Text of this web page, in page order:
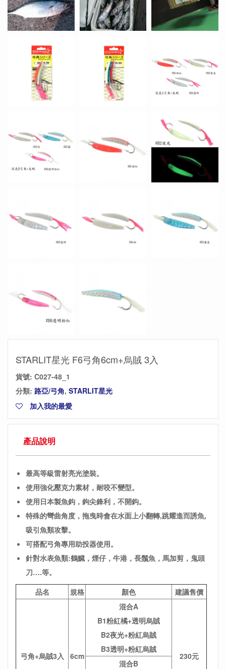
STARLIT星光 F6弓角6cm+烏賊 3入
貨號: C027-48_1
分類: 路亞/弓角, STARLIT星光
加入我的最愛
產品說明
最高等級雷射亮光塗裝。
使用強化壓克力素材，耐咬不變型。
使用日本製魚鈎，鉤尖鋒利，不開鈎。
特殊的彎曲角度，拖曳時會在水面上小翻轉,跳耀進而誘魚,
吸引魚類攻擊。
可搭配弓角專用助投器使用。
針對水表魚類:鶴鱵，煙仔，牛港，長鬚魚，馬加剪，鬼頭
刀….等。
品名
規格 顏色 建議售價
弓角+烏賊3入 6cm
混合A
B1粉紅橘+透明烏賊
B2夜光+粉紅烏賊
B3透明+粉紅烏賊
230元
混合B